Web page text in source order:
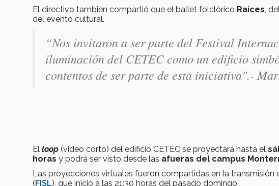
El directivo también compartió que el ballet folclórico Raíces , del
del evento cultural.
“Nos invitaron a ser parte del Festival
iluminación del CETEC como un edificio
contentos de ser parte de esta iniciativa".-
El loop (video corto) del edificio CETEC se proyectará hasta el
horas y podrá ser visto desde las afueras del campus
Las proyecciones virtuales fueron compartidas en la transmisión
(FISL), que inició a las 21:30 horas del pasado domingo.